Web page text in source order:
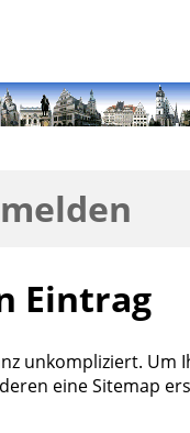
Eintrag
unkompliziert. Um
eine Sitemap